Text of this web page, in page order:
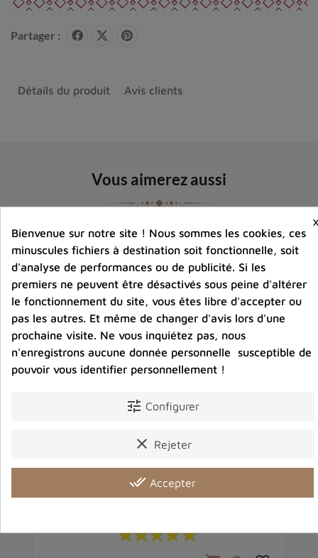
Partager :
Détails du produit Avis clients
Vous aimerez aussi
Bienvenue sur notre site ! Nous sommes les cookies, ces
minuscules fichiers à destination soit fonctionnelle, soit
d'analyse de performances ou de publicité. Si les
premiers ne peuvent être désactivés sous peine d'altérer
le fonctionnement du site, vous êtes libre d'accepter ou
pas les autres. Et même de changer d'avis lors d'une
prochaine visite. Ne vous inquiétez pas, nous
n'enregistrons aucune donnée personnelle susceptible de
pouvoir vous identifier personnellement !
tune Configurer
clear Rejeter
done_all Accepter